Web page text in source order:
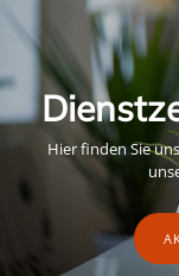
A
n
s
p
r
e
i
Hier finden Sie